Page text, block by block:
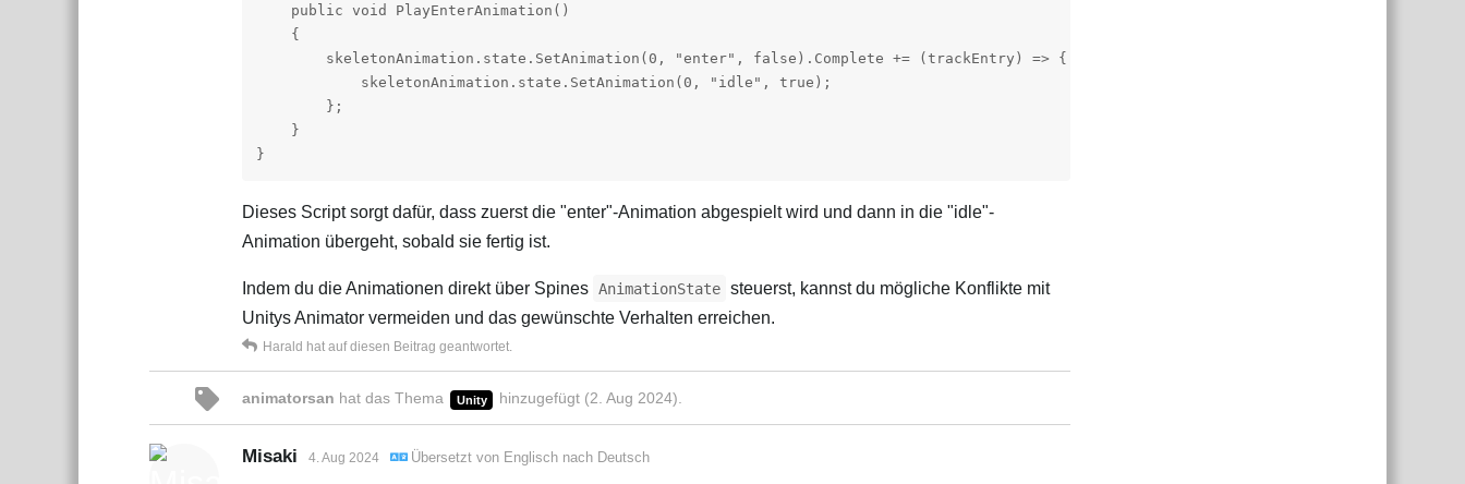
    public void PlayEnterAnimation()
    {
        skeletonAnimation.state.SetAnimation(0, "enter", false).Complete += (trackEntry) => {
            skeletonAnimation.state.SetAnimation(0, "idle", true);
        };
    }
}
Dieses Script sorgt dafür, dass zuerst die "enter"-Animation abgespielt wird und dann in die "idle"-
Animation übergeht, sobald sie fertig ist.
Indem du die Animationen direkt über Spines AnimationState steuerst, kannst du mögliche Konflikte mit
Unitys Animator vermeiden und das gewünschte Verhalten erreichen.
Harald hat auf diesen Beitrag geantwortet.
animatorsan hat das Thema Unity hinzugefügt (2. Aug 2024).
Misaki 4. Aug 2024 Übersetzt von Englisch nach Deutsch